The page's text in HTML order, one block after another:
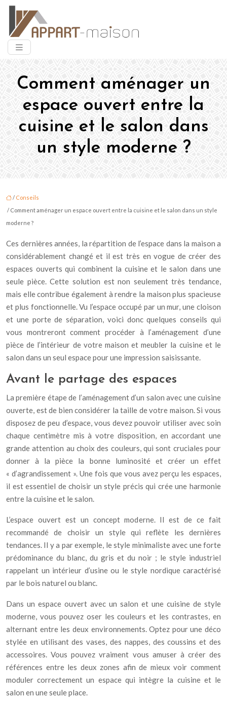
Comment aménager un
espace ouvert entre la
cuisine et le salon dans
un style moderne ?
/ Conseils
/ Comment aménager un espace ouvert entre la cuisine et le salon dans un style
moderne ?
Ces dernières années, la répartition de l’espace dans la maison a
considérablement changé et il est très en vogue de créer des
espaces ouverts qui combinent la cuisine et le salon dans une
seule pièce. Cette solution est non seulement très tendance,
mais elle contribue également à rendre la maison plus spacieuse
et plus fonctionnelle. Vu l’espace occupé par un mur, une cloison
et une porte de séparation, voici donc quelques conseils qui
vous montreront comment procéder à l’aménagement d’une
pièce de l’intérieur de votre maison et meubler la cuisine et le
salon dans un seul espace pour une impression saisissante.
Avant le partage des espaces
La première étape de l’aménagement d’un salon avec une cuisine
ouverte, est de bien considérer la taille de votre maison. Si vous
disposez de peu d’espace, vous devez pouvoir utiliser avec soin
chaque centimètre mis à votre disposition, en accordant une
grande attention au choix des couleurs, qui sont cruciales pour
donner à la pièce la bonne luminosité et créer un effet
« d’agrandissement ». Une fois que vous avez perçu les espaces,
il est essentiel de choisir un style précis qui crée une harmonie
entre la cuisine et le salon.
L’espace ouvert est un concept moderne. Il est de ce fait
recommandé de choisir un style qui reflète les dernières
tendances. Il y a par exemple, le style minimaliste avec une forte
prédominance du blanc, du gris et du noir ; le style industriel
rappelant un intérieur d’usine ou le style nordique caractérisé
par le bois naturel ou blanc.
Dans un espace ouvert avec un salon et une cuisine de style
moderne, vous pouvez oser les couleurs et les contrastes, en
alternant entre les deux environnements. Optez pour une déco
stylée en utilisant des vases, des nappes, des coussins et des
accessoires. Vous pouvez vraiment vous amuser à créer des
références entre les deux zones afin de mieux voir comment
moduler correctement un espace qui intègre la cuisine et le
salon en une seule place.